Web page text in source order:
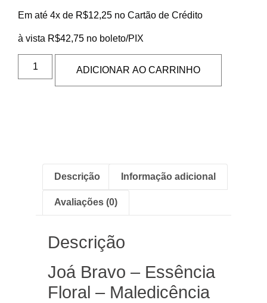
Em até 4x de R$12,25 no Cartão de Crédito
à vista R$42,75 no boleto/PIX
ADICIONAR AO CARRINHO
Descrição Informação adicional
Avaliações (0)
Descrição
Joá Bravo – Essência
Floral – Maledicência